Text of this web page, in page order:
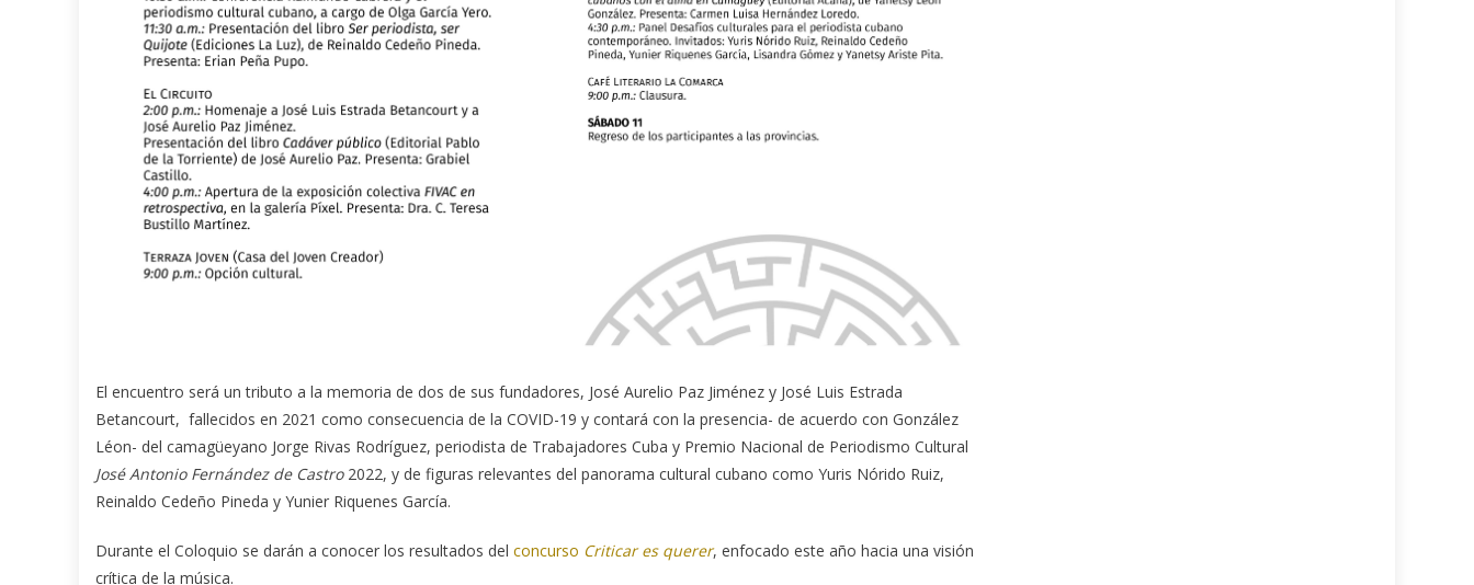
El encuentro será un tributo a la memoria de dos de sus fundadores, José Aurelio Paz Jiménez y José Luis Estrada
Betancourt, fallecidos en 2021 como consecuencia de la COVID-19 y contará con la presencia- de acuerdo con González
Léon- del camagüeyano Jorge Rivas Rodríguez, periodista de Trabajadores Cuba y Premio Nacional de Periodismo Cultural
José Antonio Fernández de Castro2022, y de figuras relevantes del panorama cultural cubano como Yuris Nórido Ruiz,
Reinaldo Cedeño Pineda y Yunier Riquenes García.
Durante el Coloquio se darán a conocer los resultados del concurso Criticar es querer, enfocado este año hacia una visión
crítica de la música.